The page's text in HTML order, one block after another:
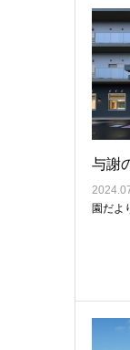
与謝
園だよ